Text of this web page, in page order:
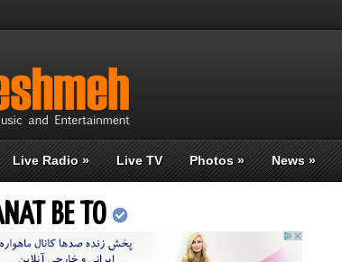
Live Radio» Live TV Photos» News»
BE TO